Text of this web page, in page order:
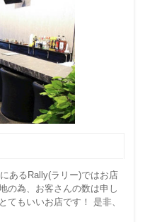
あるRally(ラリー)ではお店
の為、お客さんの数は申し
てもいいお店です！ 是非、